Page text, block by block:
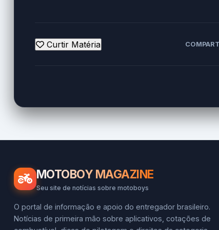
Curtir Matéria
MOTOBOY MAGAZINE
Seu site de notícias sobre motoboys
O portal de informação e apoio do entregador brasileiro.
Notícias de primeira mão sobre aplicativos, cotações de